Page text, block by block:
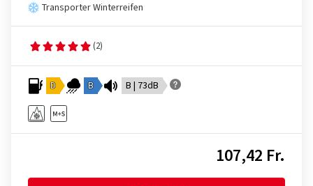
Transporter Winterreifen
(2)
D B B | 73dB
107,42 Fr.